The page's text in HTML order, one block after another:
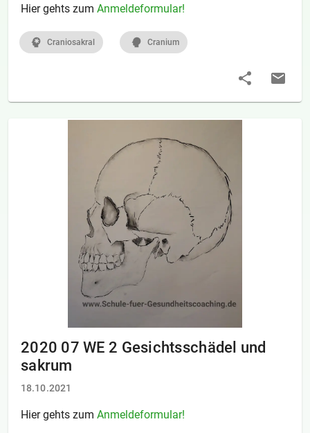
Hier gehts zum Anmeldeformular!
Craniosakral Cranium
2020 07 WE 2 Gesichtsschädel und
sakrum
18.10.2021
Hier gehts zum Anmeldeformular!